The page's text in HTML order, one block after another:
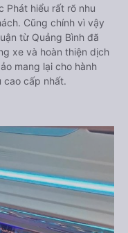
Phát hiểu rất rõ nhu
Cũng chính vì vậy
từ Quảng Bình đã
xe và hoàn thiện dịch
mang lại cho hành
cao cấp nhất.